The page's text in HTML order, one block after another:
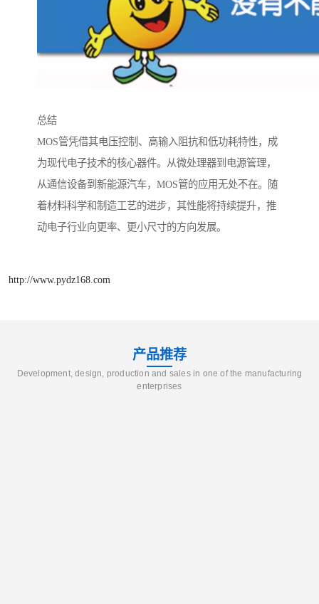
总结
MOS管凭借其电压控制、高输入阻抗和低功耗特性，成
为现代电子技术的核心器件。从微处理器到电源管理，
从通信设备到新能源汽车，MOS管的应用无处不在。随
着材料科学和制造工艺的进步，其性能将持续提升，推
动电子行业向更率、更小尺寸的方向发展。
http://www.pydz168.com
产品推荐
Development, design, production and sales in one of the manufacturing
enterprises